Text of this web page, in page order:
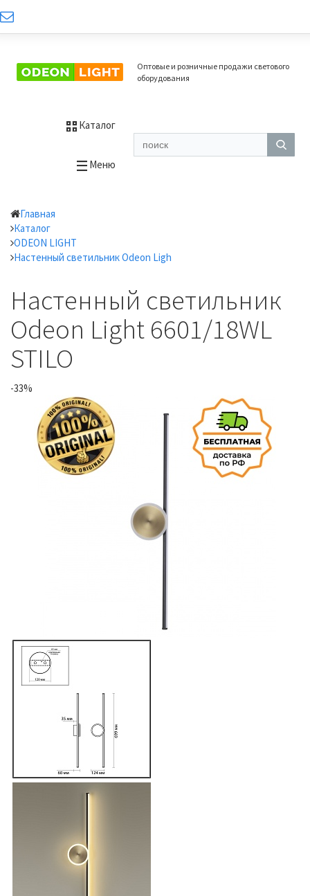
Оптовые и розничные продажи светового
оборудования
Каталог
Меню
Главная
Каталог
ODEON LIGHT
Настенный светильник Odeon Ligh
Настенный светильник
Odeon Light 6601/18WL
STILO
-33%